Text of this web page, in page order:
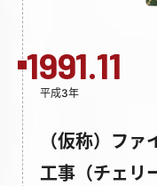
1991.11
平成3年
（仮称）フ
工事（チェリ